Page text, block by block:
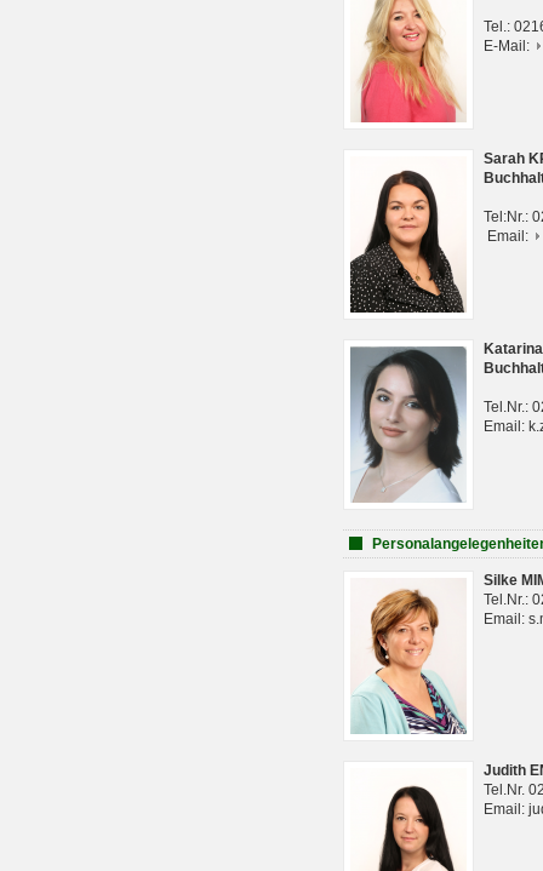
Tel.:
E-Mail:
Sarah
Tel:Nr.:
Email:
Tel.Nr.:
Email:
Silke
Tel.Nr.:
Email:
Judith
Tel.Nr.
Email: